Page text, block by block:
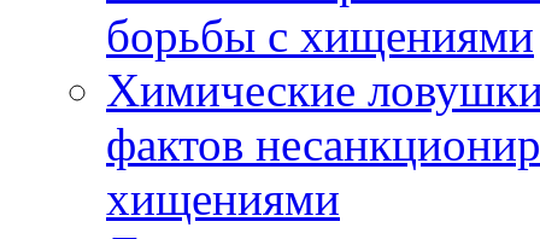
борьбы с хищениями
Химические
фактов
хищениями